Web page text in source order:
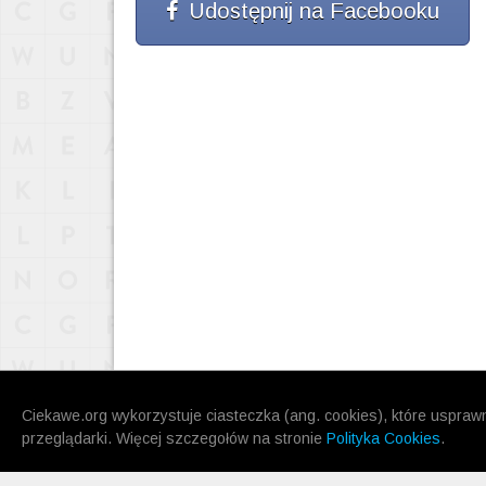
Ciekawe.org wykorzystuje ciasteczka (ang. cookies), które
przeglądarki. Więcej szczegołów na stronie Polityka Cookies.
Udostępnij na Facebooku
REGULAMIN KONTAKT OUTWAY